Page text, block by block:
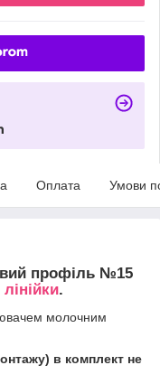
Оплата Умови
профіль №15
лінійки.
молочним
в комплект не